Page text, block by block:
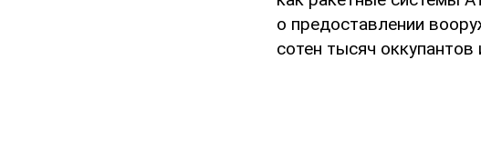
о предоставлении
сотен тысяч